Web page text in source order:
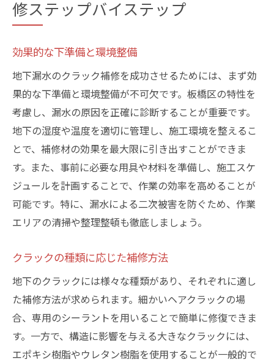
修ステップバイステップ
効果的な下準備と環境整備
地下漏水のクラック補修を成功させるためには、まず効
果的な下準備と環境整備が不可欠です。板橋区の特性を
考慮し、漏水の原因を正確に診断することが重要です。
地下の湿度や温度を適切に管理し、施工環境を整えるこ
とで、補修材の効果を最大限に引き出すことができま
す。また、事前に必要な用具や材料を準備し、施工スケ
ジュールを計画することで、作業の効率を高めることが
可能です。特に、漏水による二次被害を防ぐため、作業
エリアの清掃や整理整頓も徹底しましょう。
クラックの種類に応じた補修方法
地下のクラックには様々な種類があり、それぞれに適し
た補修方法が求められます。細かいヘアクラックの場
合、専用のシーラントを用いることで簡単に修復できま
す。一方で、構造に影響を与える大きなクラックには、
エポキシ樹脂やウレタン樹脂を使用することが一般的で